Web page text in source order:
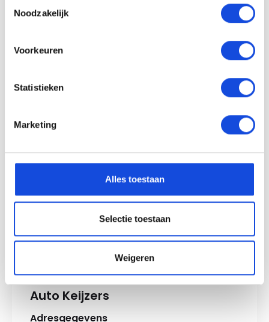
Noodzakelijk
Voorkeuren
Statistieken
Marketing
Alles toestaan
Selectie toestaan
Weigeren
Etiënne Kruit
Verkoopadviseur
Interesse?
vrijblijvend contact met ons op.
Maak een afspraak
Auto Keijzers
Adresgegevens